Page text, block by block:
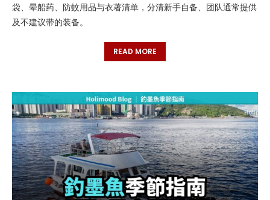
袋、晕船药、防蚊用品与衣著清单，分清新手自备、团队通常提供
及不建议带的装备。
READ MORE